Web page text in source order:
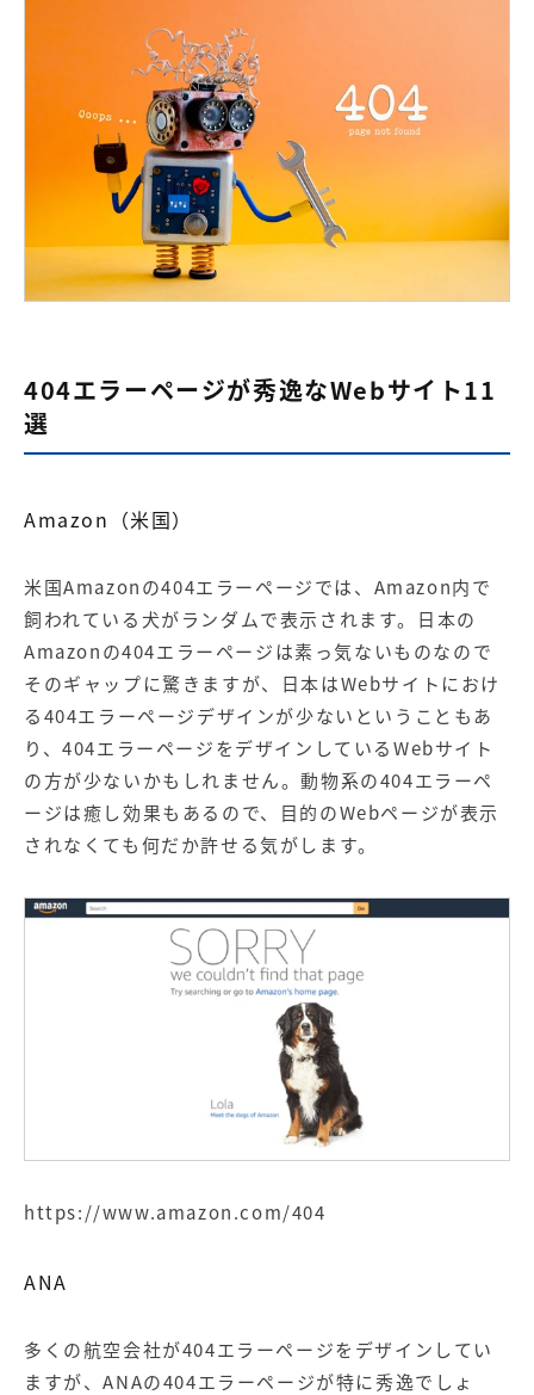
404エラーページが秀逸なWebサイト11
選
Amazon（米国）
米国Amazonの404エラーページでは、Amazon内で
飼われている犬がランダムで表示されます。日本の
Amazonの404エラーページは素っ気ないものなので
そのギャップに驚きますが、日本はWebサイトにおけ
る404エラーページデザインが少ないということもあ
り、404エラーページをデザインしているWebサイト
の方が少ないかもしれません。動物系の404エラーペ
ージは癒し効果もあるので、目的のWebページが表示
されなくても何だか許せる気がします。
https://www.amazon.com/404
ANA
多くの航空会社が404エラーページをデザインしてい
ますが、ANAの404エラーページが特に秀逸でしょ